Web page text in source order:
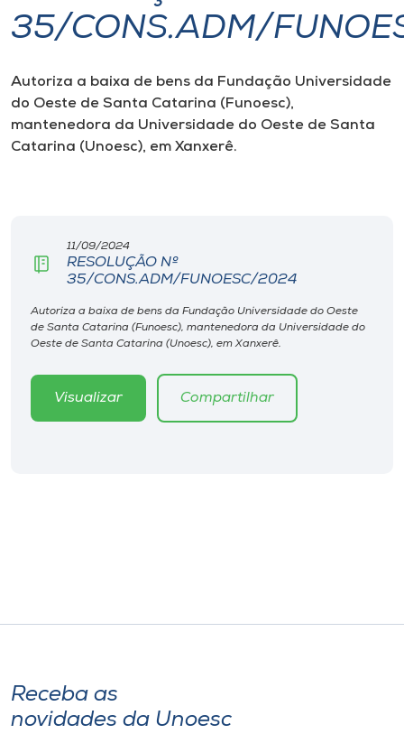
I.nova
Diplomados
Cultura
Biblioteca
Editora
Museu
A-
35/CONS.ADM/
Autoriza a baixa de bens da Fundação Universidade
do Oeste de Santa Catarina (Funoesc),
mantenedora da Universidade do Oeste de Santa
Catarina (Unoesc), em Xanxerê.
11/09/2024
RESOLUÇÃO Nº
35/CONS.ADM/FUNOESC/2024
Autoriza a baixa de bens da Fundação Universidade do Oeste
de Santa Catarina (Funoesc), mantenedora da Universidade do
Oeste de Santa Catarina (Unoesc), em Xanxerê.
Visualizar Compartilhar
Receba as
novidades da Unoesc